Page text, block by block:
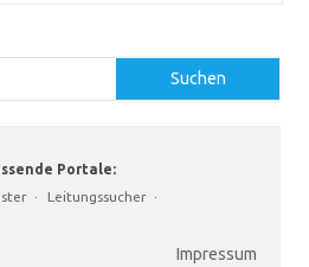
Suchen
Portale:
· Leitungssucher ·
Impressum